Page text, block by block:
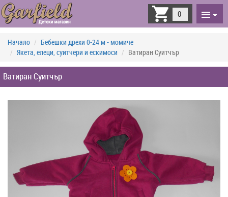
Toggle
0
Начало
Бебешки дрехи 0-24 м - момиче
Якета, елеци, суитчери и ескимоси
Ватиран Суитчър
Ватиран Суитчър